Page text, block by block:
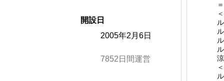
開設日
2005年2月6日
7852日間運営